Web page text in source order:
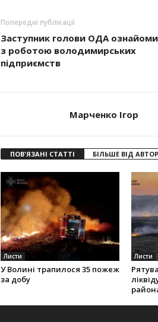
Попередні публікації
Заступник голови ОДА
з роботою володимирських
підприємств
Марченко Ігор
ПОВ'ЯЗАНІ СТАТТІ БІЛЬШЕ ВІД
Листи
У Волині трапилося 35 пожеж
за добу
Листи